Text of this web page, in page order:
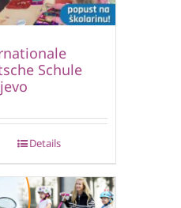
Schule
Details